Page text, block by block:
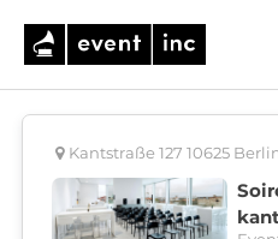
Kantstraße 127 10625